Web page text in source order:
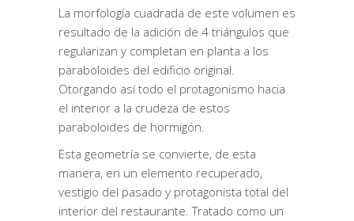
La morfología cuadrada de este volumen es
resultado de la adición de 4 triángulos que
regularizan y completan en planta a los
paraboloides del edificio original.
Otorgando así todo el protagonismo hacia
el interior a la crudeza de estos
paraboloides de hormigón.
Esta geometría se convierte, de esta
manera, en un elemento recuperado,
vestigio del pasado y protagonista total del
interior del restaurante. Tratado como un